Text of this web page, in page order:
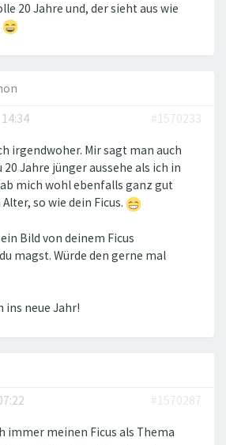
20 Jahre und, der sieht aus wie
#1570233
irgendwoher. Mir sagt man auch
20 Jahre jünger aussehe als ich in
mich wohl ebenfalls ganz gut
so wie dein Ficus.
Bild von deinem Ficus
magst. Würde den gerne mal
ins neue Jahr!
#1570287
immer meinen Ficus als Thema